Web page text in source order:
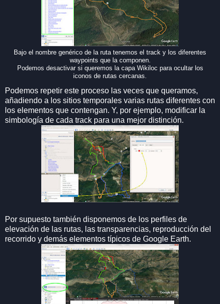
Bajo el nombre genérico de la ruta tenemos el track y los diferentes
waypoints que la componen.
Podemos desactivar si queremos la capa Wikiloc para ocultar los
iconos de rutas cercanas.
Podemos repetir este proceso las veces que queramos,
añadiendo a los sitios temporales varias rutas diferentes con
los elementos que contengan. Y, por ejemplo, modificar la
simbología de cada track para una mejor distinción.
Por supuesto también disponemos de los perfiles de
elevación de las rutas, las transparencias, reproducción del
recorrido y demás elementos típicos de Google Earth.